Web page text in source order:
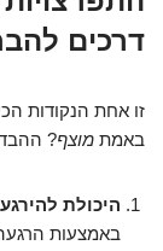
דרכים
זו אחת הנקודות
באמת מוצף?
היכולת
באמצעות